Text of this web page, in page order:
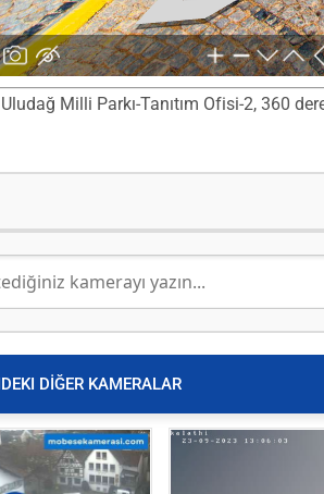
Milli Parkı-Tanıtım Ofisi-2, 360
DİĞER KAMERALAR